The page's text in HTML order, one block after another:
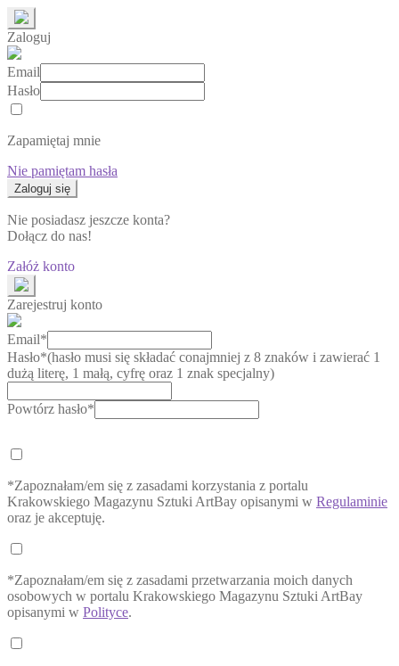
Zaloguj
Email
Hasło
Zapamiętaj mnie
Nie pamiętam hasła
Nie posiadasz jeszcze konta?
Dołącz do nas!
Załóż konto
Zarejestruj konto
Email*
Hasło*(hasło musi się składać conajmniej z 8 znaków i zawierać 1
dużą literę, 1 małą, cyfrę oraz 1 znak specjalny)
Powtórz hasło*
*Zapoznałam/em się z zasadami korzystania z portalu
Krakowskiego Magazynu Sztuki ArtBay opisanymi w Regulaminie
oraz je akceptuję.
*Zapoznałam/em się z zasadami przetwarzania moich danych
osobowych w portalu Krakowskiego Magazynu Sztuki ArtBay
opisanymi w Polityce.